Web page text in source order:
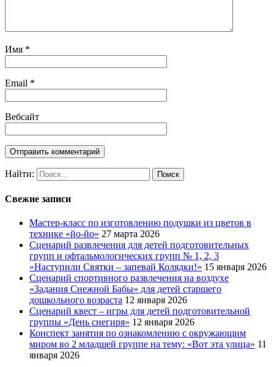
Имя *
Email *
Вебсайт
Найти:
Свежие записи
Мастер-класс по изготовлению подушки из цветов в
технике «йо-йо» 27 марта 2026
Сценарий развлечения для детей подготовительных
групп и офтальмологических групп № 1, 2, 3
«Наступили Святки – запевай Колядки!» 15 января 2026
Сценарий спортивного развлечения на воздухе
«Задания Снежной Бабы» для детей старшего
дошкольного возраста 12 января 2026
Сценарий квест – игры для детей подготовительной
группы «День снегиря» 12 января 2026
Конспект занятия по ознакомлению с окружающим
миром во 2 младшей группе на тему: «Вот эта улица» 11
января 2026